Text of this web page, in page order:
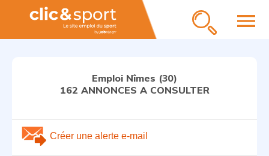
menu
Emploi Nîmes (30)
162 ANNONCES A CONSULTER
Créer une alerte e-mail